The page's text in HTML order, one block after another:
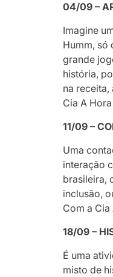
04/09 –
Imagine
Humm, só
grande
história,
na
Cia A
11/09 –
Uma
interação
brasileira,
inclusão,
Com a
18/09 –
É uma
misto de